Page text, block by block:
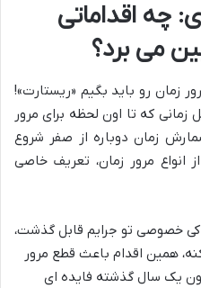
چه اقداماتی
می برد؟
زمان رو باید بگیم «ریستارت»!
زمانی که تا اون لحظه برای مرور
زمان دوباره از صفر شروع
انواع مرور زمان، تعریف خاصی
خصوصی تو جرایم قابل گذشت،
همین اقدام باعث قطع مرور
یک سال گذشته فایده ای